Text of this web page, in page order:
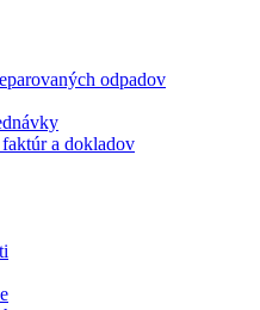
odpadov
a dokladov